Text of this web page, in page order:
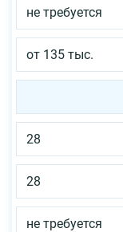
не требуется
от 135 тыс.
28
28
не требуется